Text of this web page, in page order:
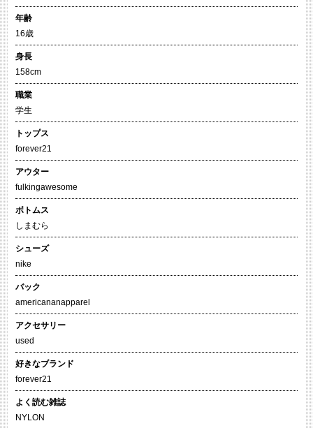
年齢
16歳
身長
158cm
職業
学生
トップス
forever21
アウター
fulkingawesome
ボトムス
しまむら
シューズ
nike
バック
americananapparel
アクセサリー
used
好きなブランド
forever21
よく読む雑誌
NYLON